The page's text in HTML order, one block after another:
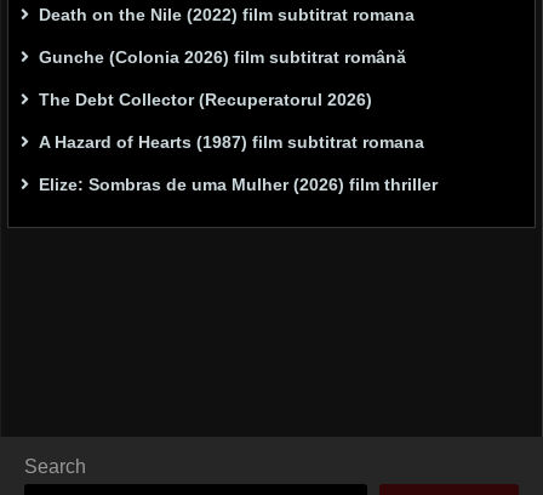
Death on the Nile (2022) film subtitrat romana
Gunche (Colonia 2026) film subtitrat română
The Debt Collector (Recuperatorul 2026)
A Hazard of Hearts (1987) film subtitrat romana
Elize: Sombras de uma Mulher (2026) film thriller
Search